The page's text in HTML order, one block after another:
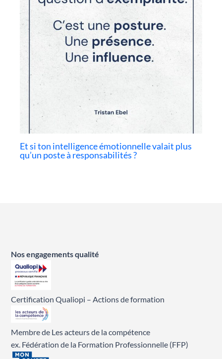
Et si ton intelligence émotionnelle valait plus
qu’un poste à responsabilités ?
Nos engagements qualité
Certification Qualiopi – Actions de formation
Membre de Les acteurs de la compétence
ex. Fédération de la Formation Professionnelle (FFP)